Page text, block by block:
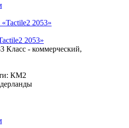
2053»
Класс - коммерческий,
КМ2